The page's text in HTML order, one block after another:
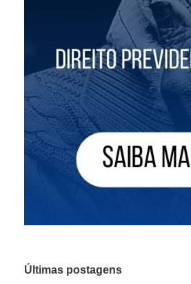
Últimas postagens